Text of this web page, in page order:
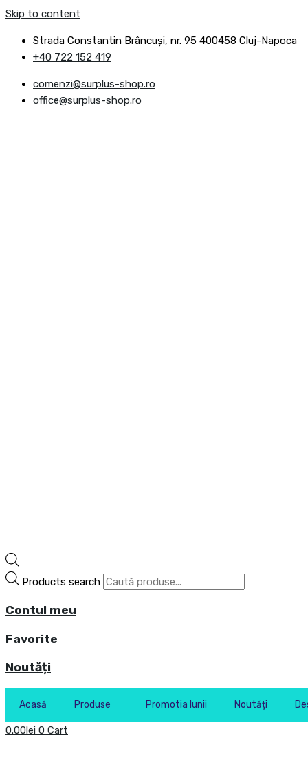
Skip to content
Strada Constantin Brâncuşi, nr. 95 400458 Cluj-Napoca
+40 722 152 419
comenzi@surplus-shop.ro
office@surplus-shop.ro
Products search
Contul meu
Favorite
Noutăți
Acasă Produse Promotia lunii Noutăți
0.00lei 0 Cart